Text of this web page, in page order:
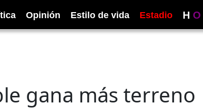
Opinión Estilo de vida Estadio H O
gana más terreno